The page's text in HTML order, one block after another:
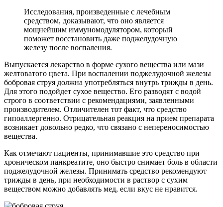
Исследования, произведенные с лечебным
средством, доказывают, что оно является
мощнейшим иммуномодулятором, который
поможет восстановить даже поджелудочную
железу после воспаления.
Выпускается лекарство в форме сухого вещества или мази
желтоватого цвета. При воспалении поджелудочной железы
бобровая струя должна употребляться внутрь трижды в день.
Для этого подойдет сухое вещество. Его разводят с водой
строго в соответствии с рекомендациями, заявленными
производителем. Отличителен тот факт, что средство
гипоаллергенно. Отрицательная реакция на прием препарата
возникает довольно редко, что связано с непереносимостью
вещества.
Как отмечают пациенты, принимавшие это средство при
хроническом панкреатите, оно быстро снимает боль в области
поджелудочной железы. Принимать средство рекомендуют
трижды в день, при необходимости в раствор с сухим
веществом можно добавлять мед, если вкус не нравится.